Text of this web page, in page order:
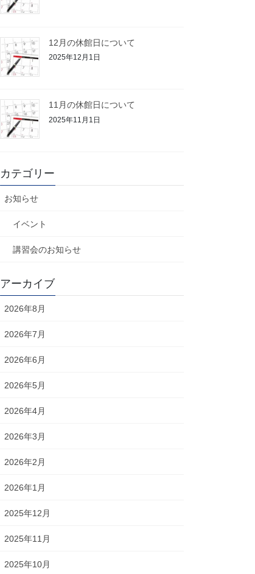
12月の休館日について
2025年12月1日
11月の休館日について
2025年11月1日
カテゴリー
お知らせ
イベント
講習会のお知らせ
アーカイブ
2026年8月
2026年7月
2026年6月
2026年5月
2026年4月
2026年3月
2026年2月
2026年1月
2025年12月
2025年11月
2025年10月